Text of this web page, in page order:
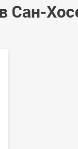
Сан-